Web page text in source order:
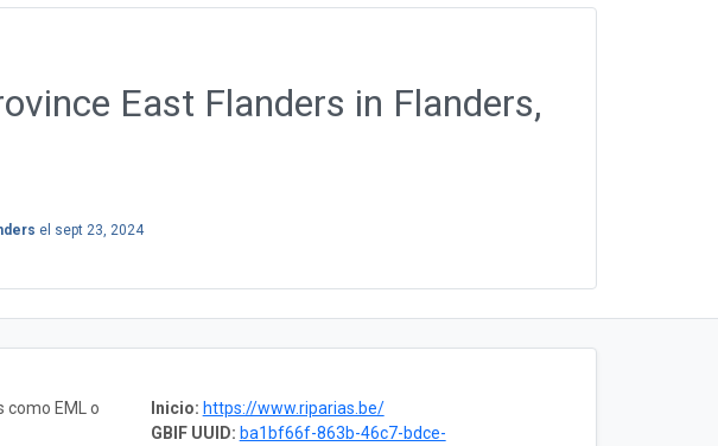
East Flanders in Flanders,
el sept 23, 2024
Inicio: https://www.riparias.be/
GBIF UUID: ba1bf66f-863b-46c7-bdce-
como EML o